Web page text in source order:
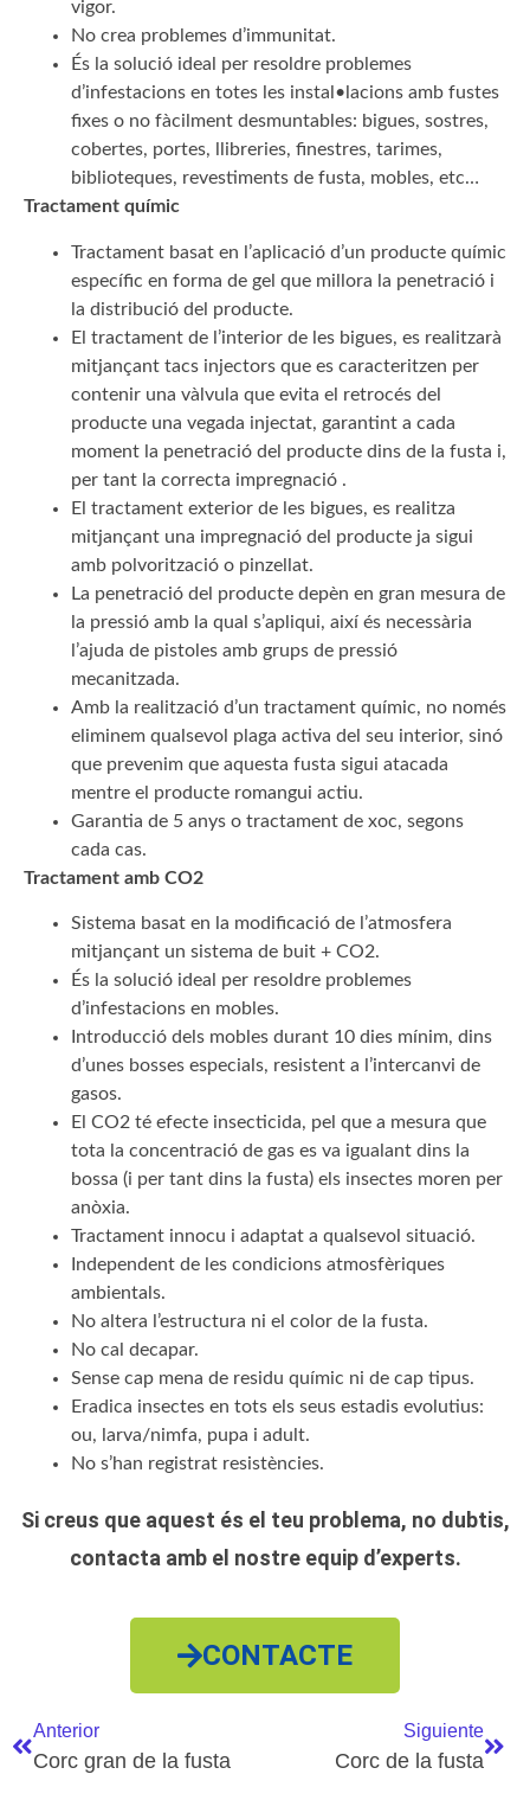
vigor.
No crea problemes d’immunitat.
És la solució ideal per resoldre problemes
d’infestacions en totes les instal•lacions amb fustes
fixes o no fàcilment desmuntables: bigues, sostres,
cobertes, portes, llibreries, finestres, tarimes,
biblioteques, revestiments de fusta, mobles, etc…
Tractament químic
Tractament basat en l’aplicació d’un producte químic
específic en forma de gel que millora la penetració i
la distribució del producte.
El tractament de l’interior de les bigues, es realitzarà
mitjançant tacs injectors que es caracteritzen per
contenir una vàlvula que evita el retrocés del
producte una vegada injectat, garantint a cada
moment la penetració del producte dins de la fusta i,
per tant la correcta impregnació .
El tractament exterior de les bigues, es realitza
mitjançant una impregnació del producte ja sigui
amb polvorització o pinzellat.
La penetració del producte depèn en gran mesura de
la pressió amb la qual s’apliqui, així és necessària
l’ajuda de pistoles amb grups de pressió
mecanitzada.
Amb la realització d’un tractament químic, no només
eliminem qualsevol plaga activa del seu interior, sinó
que prevenim que aquesta fusta sigui atacada
mentre el producte romangui actiu.
Garantia de 5 anys o tractament de xoc, segons
cada cas.
Tractament amb CO2
Sistema basat en la modificació de l’atmosfera
mitjançant un sistema de buit + CO2.
És la solució ideal per resoldre problemes
d’infestacions en mobles.
Introducció dels mobles durant 10 dies mínim, dins
d’unes bosses especials, resistent a l’intercanvi de
gasos.
El CO2 té efecte insecticida, pel que a mesura que
tota la concentració de gas es va igualant dins la
bossa (i per tant dins la fusta) els insectes moren per
anòxia.
Tractament innocu i adaptat a qualsevol situació.
Independent de les condicions atmosfèriques
ambientals.
No altera l’estructura ni el color de la fusta.
No cal decapar.
Sense cap mena de residu químic ni de cap tipus.
Eradica insectes en tots els seus estadis evolutius:
ou, larva/nimfa, pupa i adult.
No s’han registrat resistències.
Si creus que aquest és el teu problema, no dubtis,
contacta amb el nostre equip d’experts.
CONTACTE
Anterior
Corc gran de la fusta
Siguiente
Corc de la fusta